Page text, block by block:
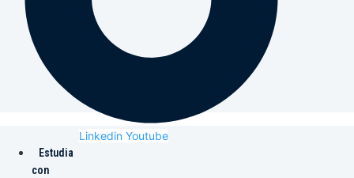
Linkedin Youtube
Estudia
con